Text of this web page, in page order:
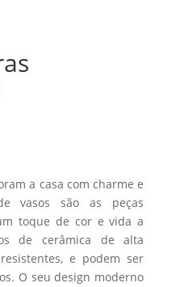
a casa com charme e
vasos são as peças
toque de cor e vida a
de cerâmica de alta
e podem ser
O seu design moderno